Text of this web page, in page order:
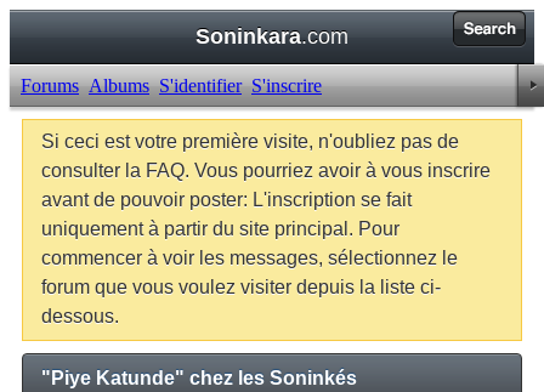
Soninkara.com
Forums Albums S'identifier S'inscrire
Si ceci est votre première visite, n'oubliez pas de
consulter la FAQ. Vous pourriez avoir à vous inscrire
avant de pouvoir poster: L'inscription se fait
uniquement à partir du site principal. Pour
commencer à voir les messages, sélectionnez le
forum que vous voulez visiter depuis la liste ci-
dessous.
"Piye Katunde" chez les Soninkés